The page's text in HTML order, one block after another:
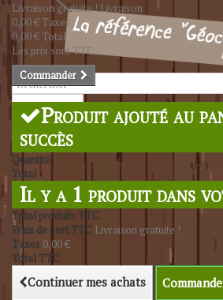
Rechercher
Livraison gratuite !Livraison
0,00 € Taxes
0,00 € Total
Les prix sont TTC
Commander
Produit ajouté au
succès
Quantité
Total
Il y a 1 produit dans
Total produits TTC
Frais de port TTC Livraison gratuite !
Taxes 0,00 €
Total TTC
Continuer mes achats